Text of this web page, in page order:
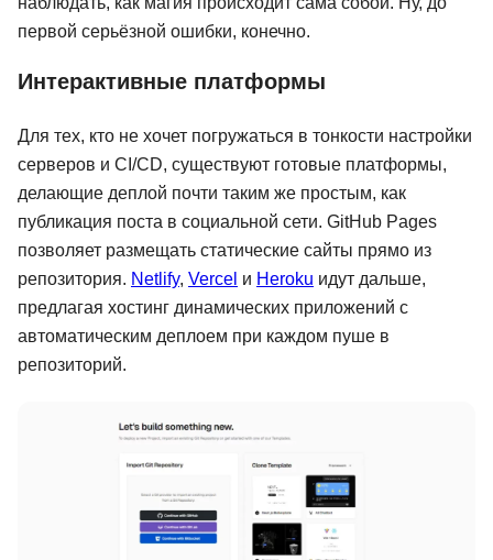
первой серьёзной ошибки, конечно.
Интерактивные платформы
Для тех, кто не хочет погружаться в тонкости настройки
серверов и CI/CD, существуют готовые платформы,
делающие деплой почти таким же простым, как
публикация поста в социальной сети. GitHub Pages
позволяет размещать статические сайты прямо из
репозитория. Netlify, Vercel и Heroku идут дальше,
предлагая хостинг динамических приложений с
автоматическим деплоем при каждом пуше в
репозиторий.